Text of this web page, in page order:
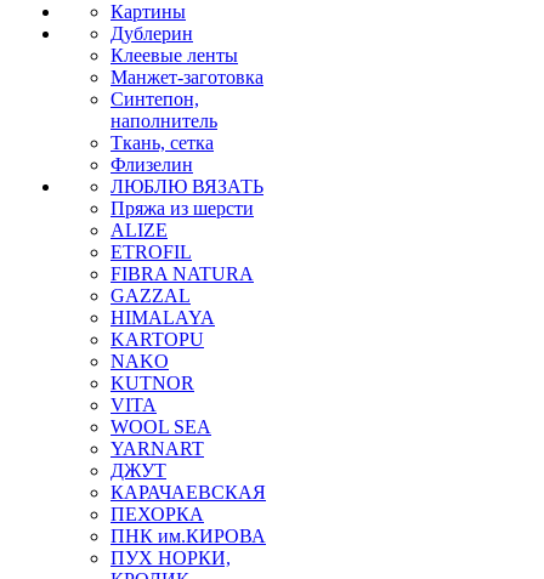
Картины
Дублерин
Клеевые ленты
Манжет-заготовка
Синтепон,
наполнитель
Ткань, сетка
Флизелин
ЛЮБЛЮ ВЯЗАТЬ
Пряжа из шерсти
ALIZE
ETROFIL
FIBRA NATURA
GAZZAL
HIMALAYA
KARTOPU
NAKO
KUTNOR
VITA
WOOL SEA
YARNART
ДЖУТ
КАРАЧАЕВСКАЯ
ПЕХОРКА
ПНК им.КИРОВА
ПУХ НОРКИ,